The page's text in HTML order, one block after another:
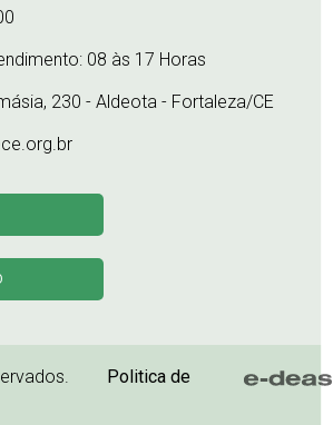
08 às 17 Horas
230 - Aldeota - Fortaleza/CE
Politica de